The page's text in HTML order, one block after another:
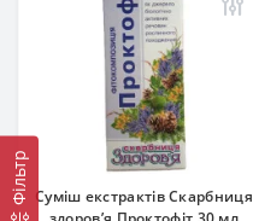
Фільтр Суміш екстрактів Скарбниця